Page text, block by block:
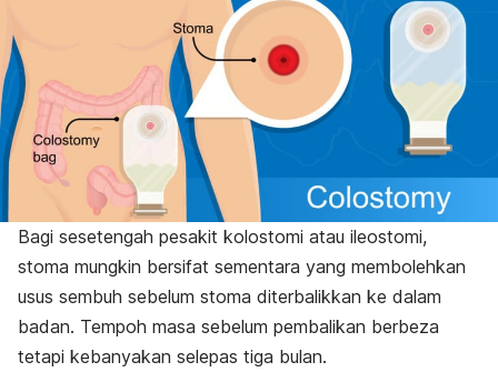
Bagi sesetengah pesakit kolostomi atau ileostomi,
stoma mungkin bersifat sementara yang membolehkan
usus sembuh sebelum stoma diterbalikkan ke dalam
badan. Tempoh masa sebelum pembalikan berbeza
tetapi kebanyakan selepas tiga bulan.